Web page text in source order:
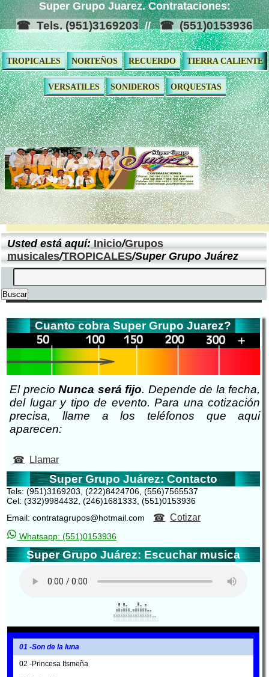
Super Grupo Juarez. Contrataciones:
Tels. (951)3169203 // (551)0153936
TROPICALES NORTEÑOS RECUERDO TIERRA CALIENTE
VERSATILES SONIDEROS ORQUESTAS
Usted está aquí:Inicio/Grupos
musicales/TROPICALES/Super Grupo Juárez
Cuanto cobra Super Grupo Juarez?
El precioNunca será fijo. Depende de la fecha,
del lugar y tipo de evento. Para una cotización
precisa, llame a los teléfonos que aqui
aparecen:
Llamar
Super Grupo Juárez: Contacto
Tels: (951)3169203, (222)8424706, (556)7565537
Cel: (332)9984432, (246)1681333, (551)0153936
Email: contratagrupos@hotmail.com
Cotizar
Whatsapp: (551)0153936
Super Grupo Juárez: Escuchar musica
01 -Son de la luna
02 -Princesa Itsmeña